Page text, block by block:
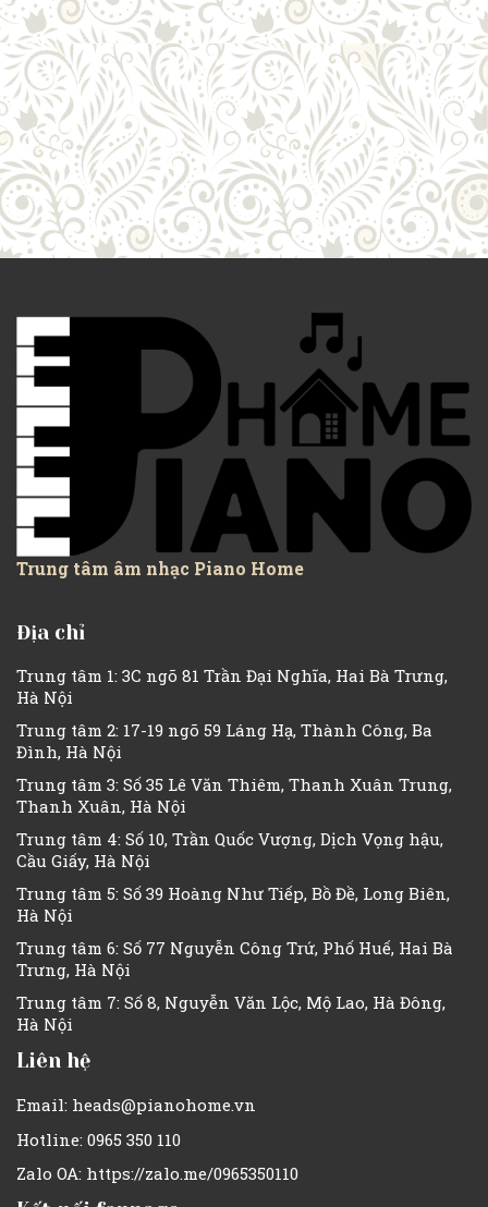
Trung tâm âm nhạc Piano Home
Địa chỉ
Trung tâm 1: 3C ngõ 81 Trần Đại Nghĩa, Hai Bà Trưng,
Hà Nội
Trung tâm 2: 17-19 ngõ 59 Láng Hạ, Thành Công, Ba
Đình, Hà Nội
Trung tâm 3: Số 35 Lê Văn Thiêm, Thanh Xuân Trung,
Thanh Xuân, Hà Nội
Trung tâm 4: Số 10, Trần Quốc Vượng, Dịch Vọng hậu,
Cầu Giấy, Hà Nội
Trung tâm 5: Số 39 Hoàng Như Tiếp, Bồ Đề, Long Biên,
Hà Nội
Trung tâm 6: Số 77 Nguyễn Công Trứ, Phố Huế, Hai Bà
Trưng, Hà Nội
Trung tâm 7: Số 8, Nguyễn Văn Lộc, Mộ Lao, Hà Đông,
Hà Nội
Liên hệ
Email: heads@pianohome.vn
Hotline: 0965 350 110
Zalo OA: https://zalo.me/0965350110